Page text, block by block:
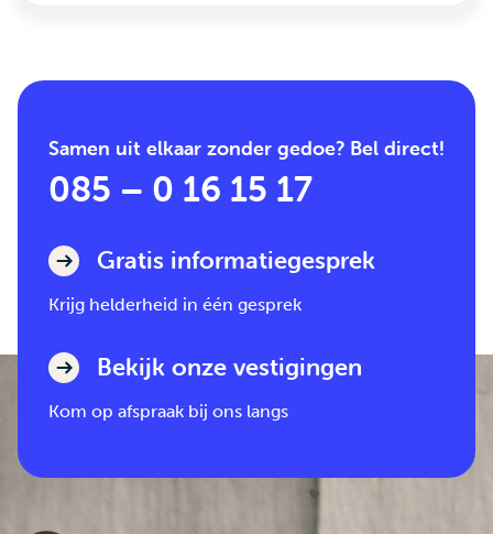
Samen uit elkaar zonder gedoe? Bel direct!
085 – 0 16 15 17
Gratis informatiegesprek
Krijg helderheid in één gesprek
Bekijk onze vestigingen
Kom op afspraak bij ons langs